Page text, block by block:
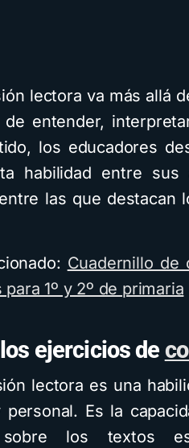
lectora va más allá
de entender,
los educadores
habilidad entre sus
las que destacan
Cuadernillo de
1º y 2º de primaria
ejercicios de
lectora es una
personal. Es la
sobre los textos